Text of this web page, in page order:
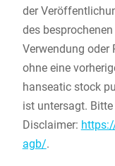
der
des
Verwendung oder
ohne eine
hanseatic stock
ist untersagt.
Disclaimer:
agb/.